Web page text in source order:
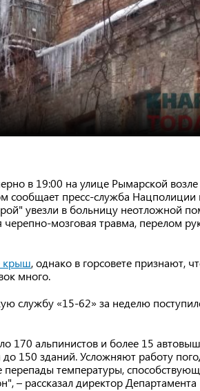
в 19:00 на улице Рымарской
сообщает пресс-служба Нацполиции
увезли в больницу неотложной
черепно-мозговая травма, перелом
крыш, однако в горсовете признают,
много.
службу «15-62» за неделю
170 альпинистов и более 15
до 150 зданий. Усложняют работу
перепады температуры,
– рассказал директор Департамента